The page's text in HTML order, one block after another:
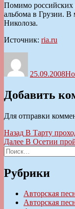
Помимо российских
альбома в Грузии. В
Николоза.
Источник: ria.ru
25.09.2008
Добавить
Для отправки
Навигация
по
записям
Назад Предыдущая
запись:
В Тарту
Далее Следующая
В Осетии
Искать:
Рубрики
Авторская
Авторская